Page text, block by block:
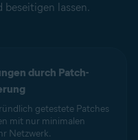
beseitigen lassen.
durch Patch-
getestete Patches
mit nur minimalen
Netzwerk.